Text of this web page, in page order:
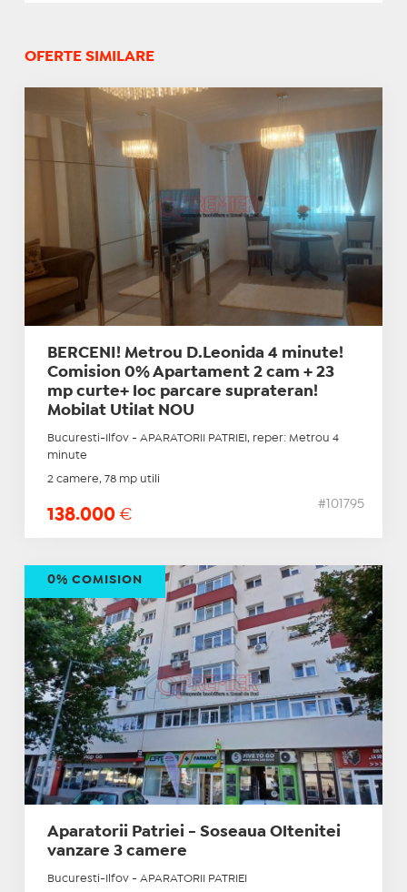
OFERTE SIMILARE
BERCENI! Metrou D.Leonida 4 minute!
Comision 0% Apartament 2 cam + 23
mp curte+ loc parcare suprateran!
Mobilat Utilat NOU
Bucuresti-Ilfov - APARATORII PATRIEI, reper: Metrou 4
minute
2 camere, 78 mp utili
138.000 €
#101795
Aparatorii Patriei - Soseaua Oltenitei
vanzare 3 camere
Bucuresti-Ilfov - APARATORII PATRIEI
0% COMISION